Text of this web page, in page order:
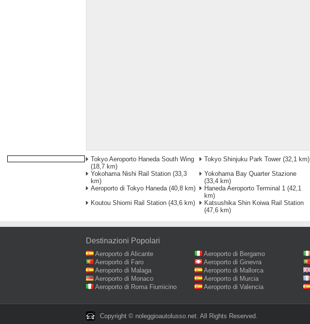
Tokyo Aeroporto Haneda South Wing
(18,7 km)
Tokyo Shinjuku Park Tower (32,1 km)
Yokohama Nishi Rail Station (33,3
km)
Yokohama Bay Quarter Stazione
(33,4 km)
Aeroporto di Tokyo Haneda(40,8 km) Haneda Aeroporto Terminal 1 (42,1
km)
Koutou Shiomi Rail Station (43,6 km)
Katsushika Shin Koiwa Rail Station
(47,6 km)
Destinazioni Popolari
Aeroporto di Alicante Aeroporto di Bergamo
Aeroporto di Faro
Aeroporto di Ginevra
Aeroporto di Malaga
Aeroporto di Mallorca
Aeroporto di Monaco
Aeroporto di Murcia
Aeroporto di Roma Fiumicino
Aeroporto di Valencia
Copyright © noleggioautolusso.net. All Rights Reserved.‎